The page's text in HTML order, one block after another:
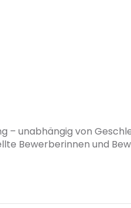
– unabhängig von
Bewerberinnen und